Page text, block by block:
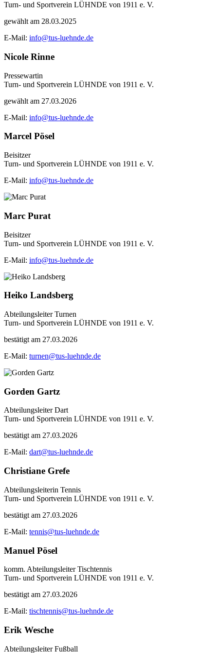
Turn- und Sportverein LÜHNDE von 1911 e. V.
gewählt am 28.03.2025
E-Mail: info@tus-luehnde.de
Nicole Rinne
Pressewartin
Turn- und Sportverein LÜHNDE von 1911 e. V.
gewählt am 27.03.2026
E-Mail: info@tus-luehnde.de
Marcel Pösel
Beisitzer
Turn- und Sportverein LÜHNDE von 1911 e. V.
E-Mail: info@tus-luehnde.de
Marc Purat
Beisitzer
Turn- und Sportverein LÜHNDE von 1911 e. V.
E-Mail: info@tus-luehnde.de
Heiko Landsberg
Abteilungsleiter Turnen
Turn- und Sportverein LÜHNDE von 1911 e. V.
bestätigt am 27.03.2026
E-Mail: turnen@tus-luehnde.de
Gorden Gartz
Abteilungsleiter Dart
Turn- und Sportverein LÜHNDE von 1911 e. V.
bestätigt am 27.03.2026
E-Mail: dart@tus-luehnde.de
Christiane Grefe
Abteilungsleiterin Tennis
Turn- und Sportverein LÜHNDE von 1911 e. V.
bestätigt am 27.03.2026
E-Mail: tennis@tus-luehnde.de
Manuel Pösel
komm. Abteilungsleiter Tischtennis
Turn- und Sportverein LÜHNDE von 1911 e. V.
bestätigt am 27.03.2026
E-Mail: tischtennis@tus-luehnde.de
Erik Wesche
Abteilungsleiter Fußball